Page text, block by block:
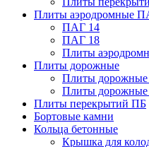
Плиты аэродромные
ПАГ 14
ПАГ 18
Плиты
Плиты дорожные
Плиты
Плиты
Плиты перекрытий ПБ
Бортовые камни
Кольца бетонные
Крышка для